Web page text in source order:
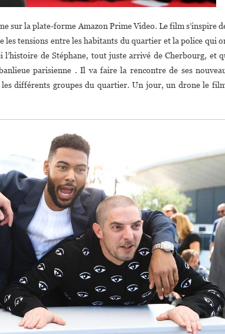
sur la plate-forme Amazon Prime Video. Le film s’inspire
les tensions entre les habitants du quartier et la police qui
l’histoire de Stéphane, tout juste arrivé de Cherbourg, et
parisienne . Il va faire la rencontre de ses
les différents groupes du quartier. Un jour, un drone le